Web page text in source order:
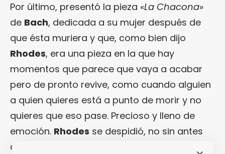
Por último, presentó la pieza «La Chacona»
de Bach, dedicada a su mujer después de
que ésta muriera y que, como bien dijo
Rhodes, era una pieza en la que hay
momentos que parece que vaya a acabar
pero de pronto revive, como cuando alguien
a quien quieres está a punto de morir y no
quieres que eso pase. Precioso y lleno de
emoción. Rhodes se despidió, no sin antes
dedicar unos minutos extras a una pieza